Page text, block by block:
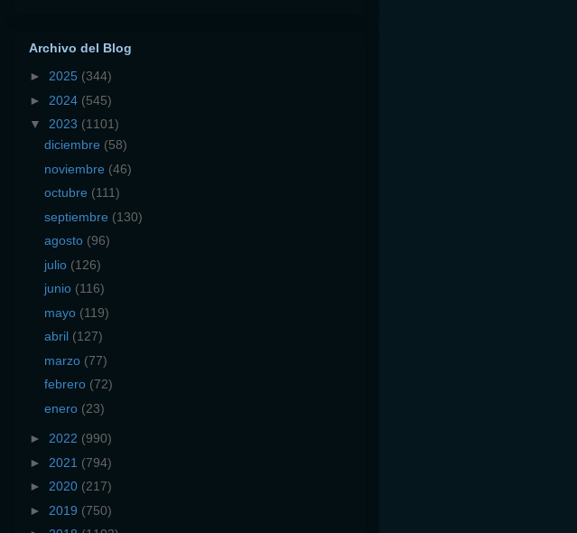
Archivo del Blog
► 2025 (344)
► 2024 (545)
▼ 2023 (1101)
diciembre (58)
noviembre (46)
octubre (111)
septiembre (130)
agosto (96)
julio (126)
junio (116)
mayo (119)
abril (127)
marzo (77)
febrero (72)
enero (23)
► 2022 (990)
► 2021 (794)
► 2020 (217)
► 2019 (750)